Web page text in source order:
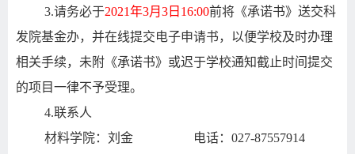
3.请务必于2021年3月 3 日 16:00前将《承诺书》送交科
发院基金办，并在线提交电子申请书，以便学校及时办理
相关手续，未附《承诺书》或迟于学校通知截止时间提交
的项目一律不予受理。
4.联系人
材料学院：刘金 电话： 027-87557914